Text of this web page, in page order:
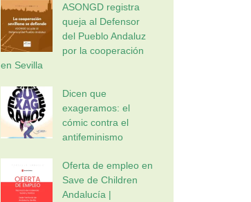
ASONGD registra
queja al Defensor
del Pueblo Andaluz
por la cooperación
en Sevilla
Dicen que
exageramos: el
cómic contra el
antifeminismo
Oferta de empleo en
Save de Children
Andalucía |